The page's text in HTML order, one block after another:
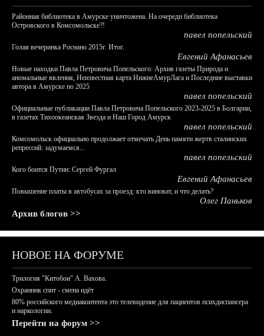
Районная библиотека в Амурске уничтожена. На очереди библиотека
Островского в Комсомольске?!
павел попельский
Голая вечеринка Роснано 2015г. Итог.
Евгений Афанасьев
Новые находки Павла Петровича Попельского: Архив газеты Природа и
аномальные явления, Неизвестная карта НижнеАмурЛага и Последние выставки
автора в Амурске по 2025
павел попельский
Официальные публикации Павла Петровича Попельского 2023-2025 в Болгарии,
в газетах Тихоокеанская Звезда и Наш Город Амурск
павел попельский
Комсомольск официально продолжает отмечать День памяти жертв сталинских
репрессий: задумаемся...
павел попельский
Кого боится Путин: Сергей Фургал
Евгений Афанасьев
Повышение платы в автобусах за проезд: кто виноват, и что делать?
Олег Паньков
Архив блогов >>
НОВОЕ НА ФОРУМЕ
Трилогия "Китобои" А. Вахова.
Охранник спит - смена идёт
80% российского медиаконтента это телевидение для пациентов психдиспансера
и наркологии.
Перейти на форум >>